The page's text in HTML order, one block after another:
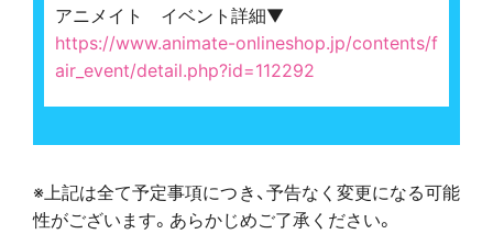
アニメイト イベント詳細▼
https://www.animate-onlineshop.jp/contents/f
air_event/detail.php?id=112292
※上記は全て予定事項につき、予告なく変更になる可能
性がございます。あらかじめご了承ください。